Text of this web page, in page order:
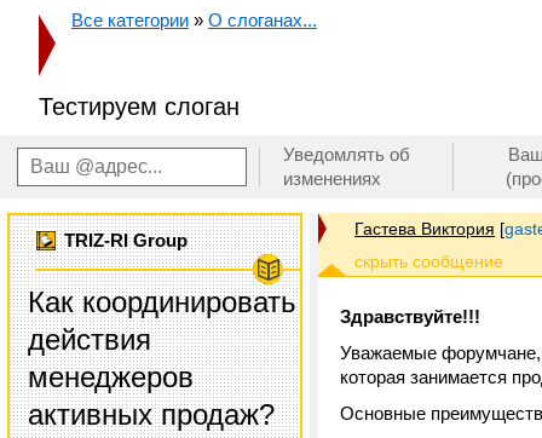
Все категории » О слоганах...
Тестируем слоган
Уведомлять об
изменениях
TRIZ-RI Group
Как координировать
действия
менеджеров
активных продаж?
Гастева Виктория [
Здравствуйте!!!
Уважаемые форумчане,
которая занимается
Основные